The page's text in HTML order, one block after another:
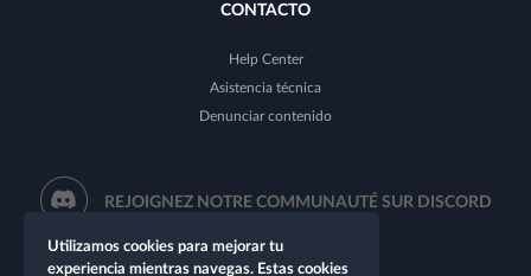
CONTACTO
Help Center
Asistencia técnica
Denunciar contenido
REJOIGNEZ NOTRE COMMUNAUTÉ SUR DISCORD
Utilizamos cookies para mejorar tu
experiencia mientras navegas. Estas cookies